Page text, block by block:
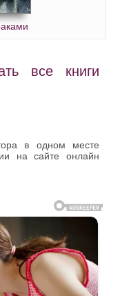
все книги
в одном месте
на сайте онлайн